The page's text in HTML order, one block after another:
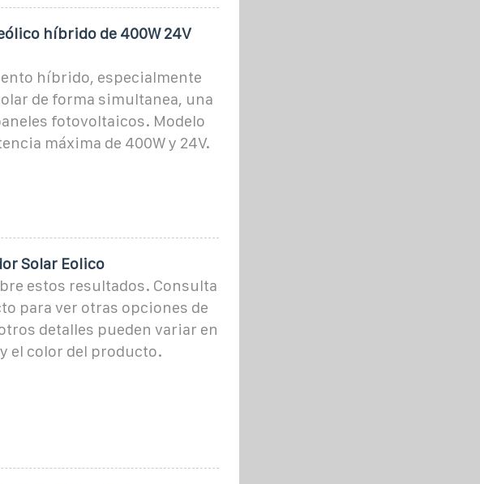
híbrido de 400W 24V
híbrido, especialmente
de forma simultanea, una
fotovoltaicos. Modelo
máxima de 400W y 24V.
Solar Eolico
estos resultados. Consulta
para ver otras opciones de
detalles pueden variar en
el color del producto.